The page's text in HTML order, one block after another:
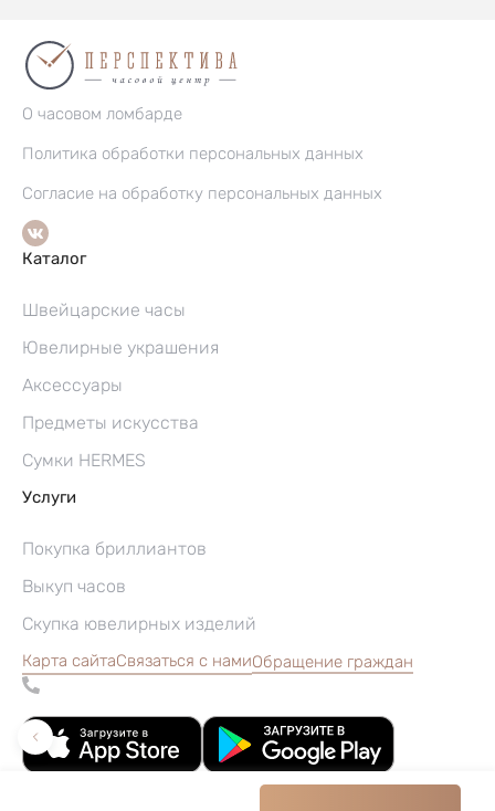
О часовом ломбарде
Политика обработки персональных данных
Согласие на обработку персональных данных
Каталог
Швейцарские часы
Ювелирные украшения
Аксессуары
Предметы искусства
Сумки HERMES
Услуги
Покупка бриллиантов
Выкуп часов
Скупка ювелирных изделий
Карта сайтаСвязаться с намиОбращение граждан